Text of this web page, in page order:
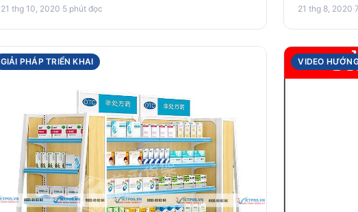
21 thg 10, 2020·5 phút đọc 21 thg 8, 2020·
GIẢI PHÁP TRIỂN KHAI VIDEO